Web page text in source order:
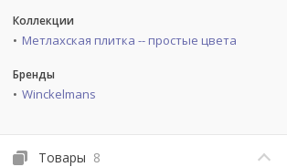
Коллекции
Метлахская плитка -- простые цвета
Бренды
Winckelmans
Товары 8